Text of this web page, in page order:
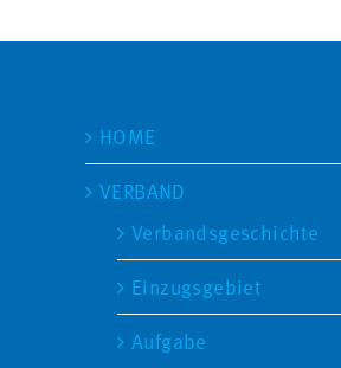
HOME
VERBAND
Verbandsgeschichte
Einzugsgebiet
Aufgabe